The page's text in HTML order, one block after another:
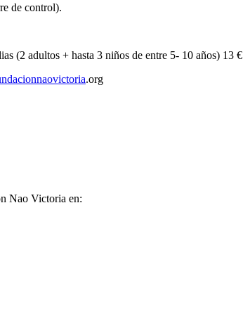
de control).
(2 adultos + hasta 3 niños de entre 5- 10 años) 13 €
.org
Nao Victoria en: